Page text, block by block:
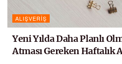
ALIŞVERIŞ
Yeni Yılda Daha Planlı
Atması Gereken Haftalık